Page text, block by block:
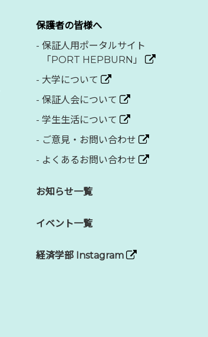
保護者の皆様へ
- 保証人用ポータルサイト
「PORT HEPBURN」
- 大学について
- 保証人会について
- 学生生活について
- ご意見・お問い合わせ
- よくあるお問い合わせ
お知らせ一覧
イベント一覧
経済学部 Instagram